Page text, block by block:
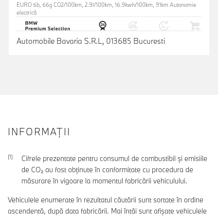
EURO 6b, 66g CO2/100km, 2.9l/100km, 16.9kwh/100km, 91km Autonomie
electrică
Automobile Bavaria S.R.L, 013685 Bucuresti
INFORMAŢII
Cifrele prezentate pentru consumul de combustibil şi emisiile
de CO₂ au fost obţinute în conformitate cu procedura de
măsurare în vigoare la momentul fabricării vehiculului.
Vehiculele enumerate în rezultatul căutării sunt sortate în ordine
ascendentă, după data fabricării. Mai întâi sunt afișate vehiculele